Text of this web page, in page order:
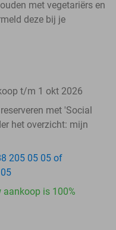
met vegetariërs en
deze bij je
t/m 1 okt 2026
met 'Social
het overzicht: mijn
205 05 05 of
aankoop is 100%